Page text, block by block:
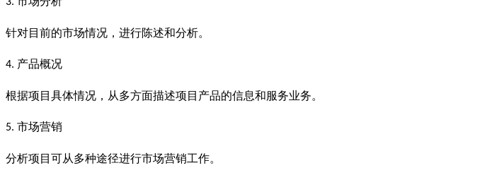
针对目前的市场情况，进行陈述和分析。
4. 产品概况
根据项目具体情况，从多方面描述项目产品的信息和服务业务。
5. 市场营销
分析项目可从多种途径进行市场营销工作。